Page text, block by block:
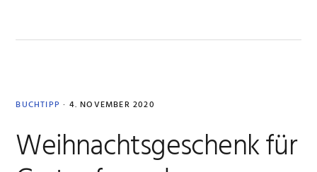
Garten
BUCHTIPP · 4. NOVEMBER 2020
Weihnachtsgeschenk für